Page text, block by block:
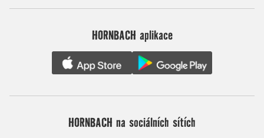
HORNBACH aplikace
HORNBACH na sociálních sítích